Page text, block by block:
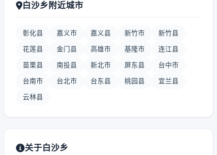
白沙乡附近城市
彰化县 嘉义市 嘉义县 新竹市 新竹县
花莲县 金门县 高雄市 基隆市 连江县
苗栗县 南投县 新北市 屏东县 台中市
台南市 台北市 台东县 桃园县 宜兰县
云林县
关于白沙乡